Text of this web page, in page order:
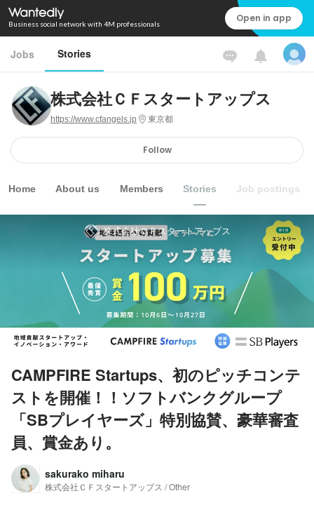
Business social network with 4M professionals Open in app
Jobs Stories
株式会社ＣＦスタートアップス
https://www.cfangels.jp 東京都
Follow
Home About us Members Stories Job postings
株式会社ＣＦスタートアップス
CAMPFIRE Startups、初のピッチコンテ
ストを開催！！ソフトバンクグループ
「SBプレイヤーズ」特別協賛、豪華審査
員、賞金あり。
sakurako miharu
株式会社ＣＦスタートアップス / Other